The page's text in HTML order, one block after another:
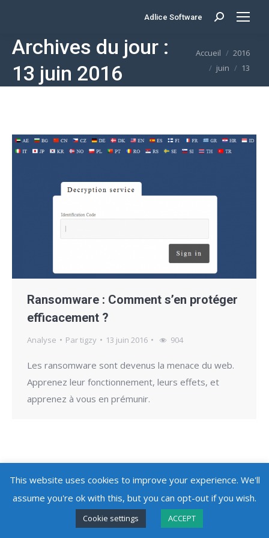
Adlice Software Search:
Archives du jour :
13 juin 2016
Vous êtes ici :
Accueil
2016
juin
13
Ransomware : Comment s’en protéger
efficacement ?
Analyse Partigzy 13 juin 2016 904
Les ransomware sont devenus la menace du web.
Apprenez leur fonctionnement, leurs effets, et
apprenez à vous en prémunir.
Copyright @ 2010 - 2026Adlice Software- All Rights Reserved
This website uses cookies to improve your experience. We'll
assume you're ok with this, but you can opt-out if you wish.
Cookie settings ACCEPT